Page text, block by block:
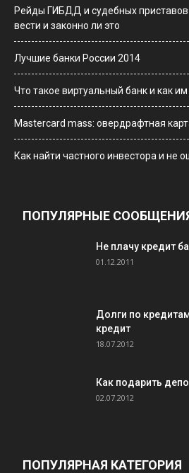
Рейды ГИБДД и судебных приставов
вести и законно ли это
Лучшие банки России 2014
Что такое виртуальный банк и как
Мastercard mass: овердрафтная
Как найти частного инвестора и не
ПОПУЛЯРНЫЕ
Не плачу кредит
01.12.2011
Долги по
кредит
18.07.2012
Как подарить
02.07.2012
ПОПУЛЯРНАЯ КАТЕГОРИЯ